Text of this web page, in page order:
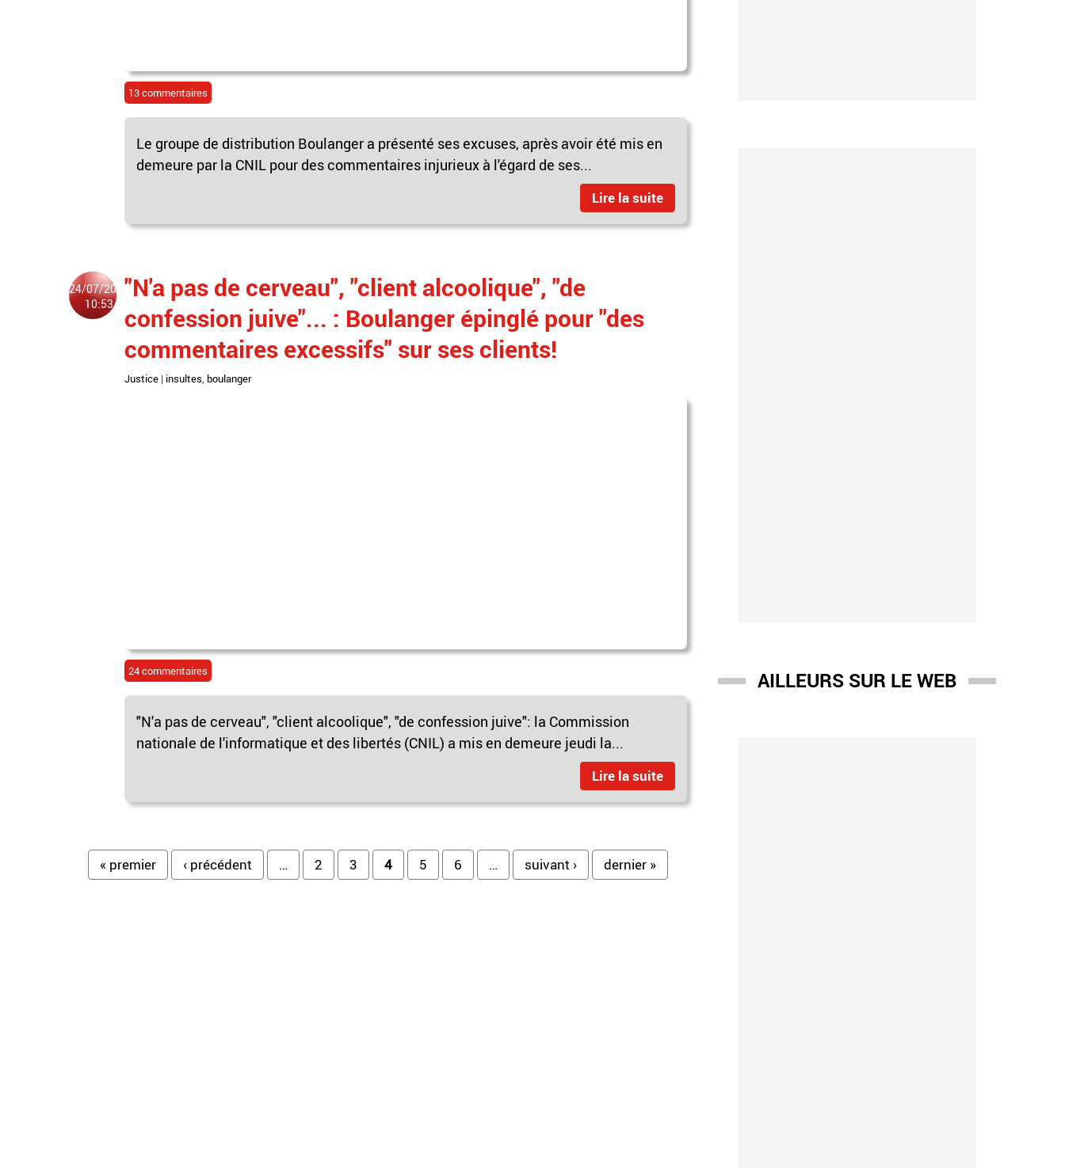
13 commentaires
Le groupe de distribution Boulanger a présenté ses excuses, après avoir été mis en
demeure par la CNIL pour des commentaires injurieux à l'égard de ses...
Lire la suite
24/07/2015
10:53
"N'a pas de cerveau", "client alcoolique", "de
confession juive"... : Boulanger épinglé pour "des
commentaires excessifs" sur ses clients!
Justice | insultes boulanger
24 commentaires
"N'a pas de cerveau", "client alcoolique", "de confession juive": la Commission
nationale de l'informatique et des libertés (CNIL) a mis en demeure jeudi la...
Lire la suite
Pages
« premier ‹ précédent … 2 3 4 5 6 … suivant › dernier »
AILLEURS SUR LE WEB